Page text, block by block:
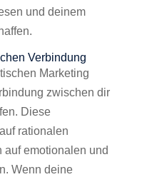
und deinem
Verbindung
Marketing
zwischen dir
Diese
rationalen
auf emotionalen und
Wenn deine